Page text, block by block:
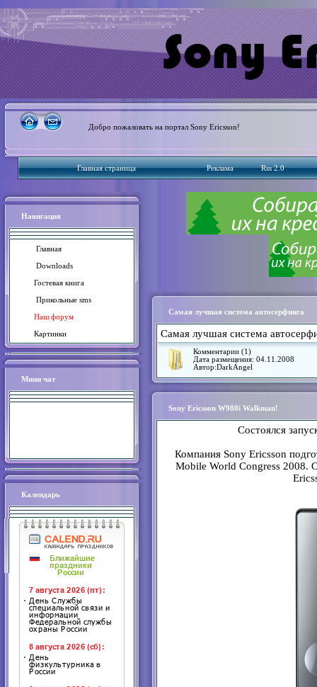
Добро пожаловать на портал Sony Ericsson!
Главная страница Реклама Rss 2.0
Навигация
Главная
Downloads
Гостевая книга
Прикольные sms
Наш форум
Картинки
Мини чат
Календарь
Самая лучшая система автосерфинга
Самая лучшая система
Комментарии (1)
Дата размещения: 04.11.2008
Автор:DarkAngel
Sony Ericsson W980i Walkman!
Состоялся
Компания Sony Ericsson
Mobile World Congress 2008.